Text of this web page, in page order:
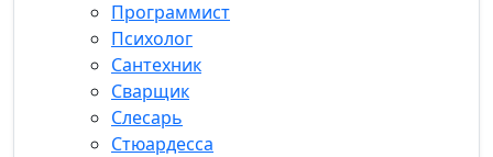
Программист
Психолог
Сантехник
Сварщик
Слесарь
Стюардесса